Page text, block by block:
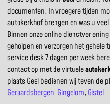
documenten. In vroegere tijden
autokerkhof brengen en was u
Binnen onze online
geholpen en verzorgen het gehele
service desk 7 dagen per week
contact op met de virtuele
plaats Geel bedienen wij teven de
Geraardsbergen, Gingelom, Gistel